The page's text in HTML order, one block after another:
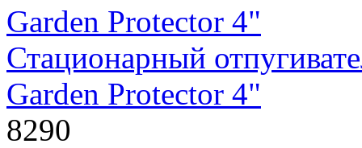
Стационарный
Garden Protector 4"
8290